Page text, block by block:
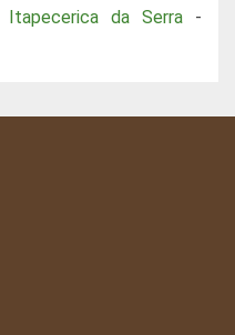
Itapecerica da Serra -